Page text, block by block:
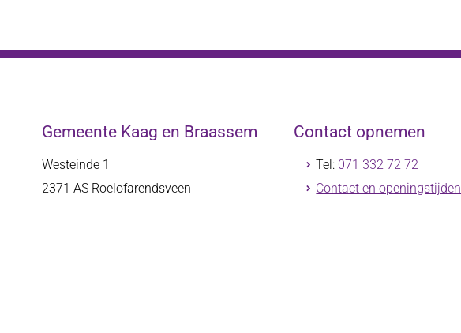
Gemeente Kaag en Braassem
Westeinde 1
2371 AS Roelofarendsveen
Contact opnemen
Tel: 071 332 72 72
Contact en openingstijden